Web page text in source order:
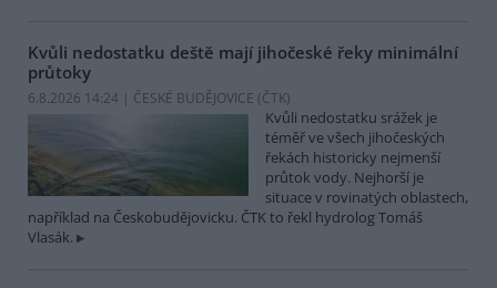
Kvůli nedostatku deště mají jihočeské řeky minimální
průtoky
6.8.2026 14:24 | ČESKÉ BUDĚJOVICE (ČTK)
Kvůli nedostatku srážek je
téměř ve všech jihočeských
řekách historicky nejmenší
průtok vody. Nejhorší je
situace v rovinatých oblastech,
například na Českobudějovicku. ČTK to řekl hydrolog Tomáš
Vlasák.